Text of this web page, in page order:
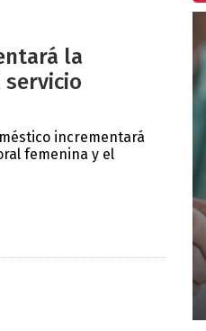
la
incrementará
femenina y el